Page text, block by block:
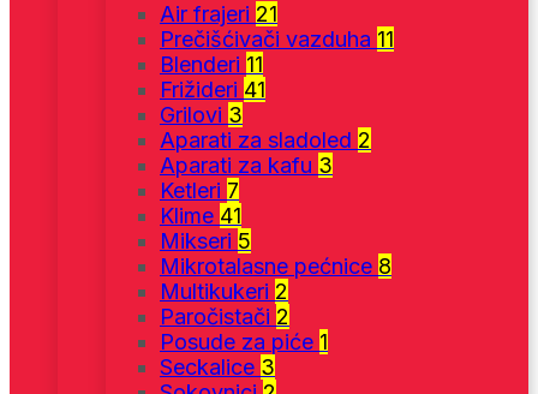
Air frajeri 21
Prečišćivači vazduha 11
Blenderi 11
Frižideri 41
Grilovi 3
Aparati za sladoled 2
Aparati za kafu 3
Ketleri 7
Klime 41
Mikseri 5
Mikrotalasne pećnice 8
Multikukeri 2
Paročistači 2
Posude za piće 1
Seckalice 3